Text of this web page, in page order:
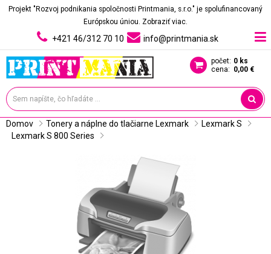
Projekt "Rozvoj podnikania spoločnosti Printmania, s.r.o." je spolufinancovaný
Európskou úniou. Zobraziť viac.
+421 46/312 70 10 info@printmania.sk
počet: 0 ks
cena: 0,00 €
Domov Tonery a náplne do tlačiarne Lexmark
Lexmark S
Lexmark S 800 Series